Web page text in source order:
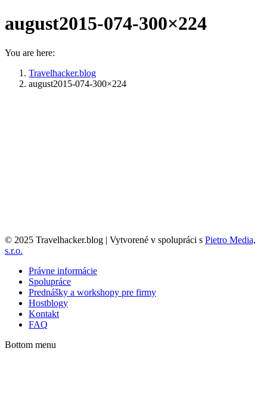
august2015-074-300×224
You are here:
Travelhacker.blog
august2015-074-300×224
© 2025 Travelhacker.blog | Vytvorené v spolupráci s Pietro Media,
s.r.o.
Právne informácie
Spolupráce
Prednášky a workshopy pre firmy
Hostblogy
Kontakt
FAQ
Bottom menu